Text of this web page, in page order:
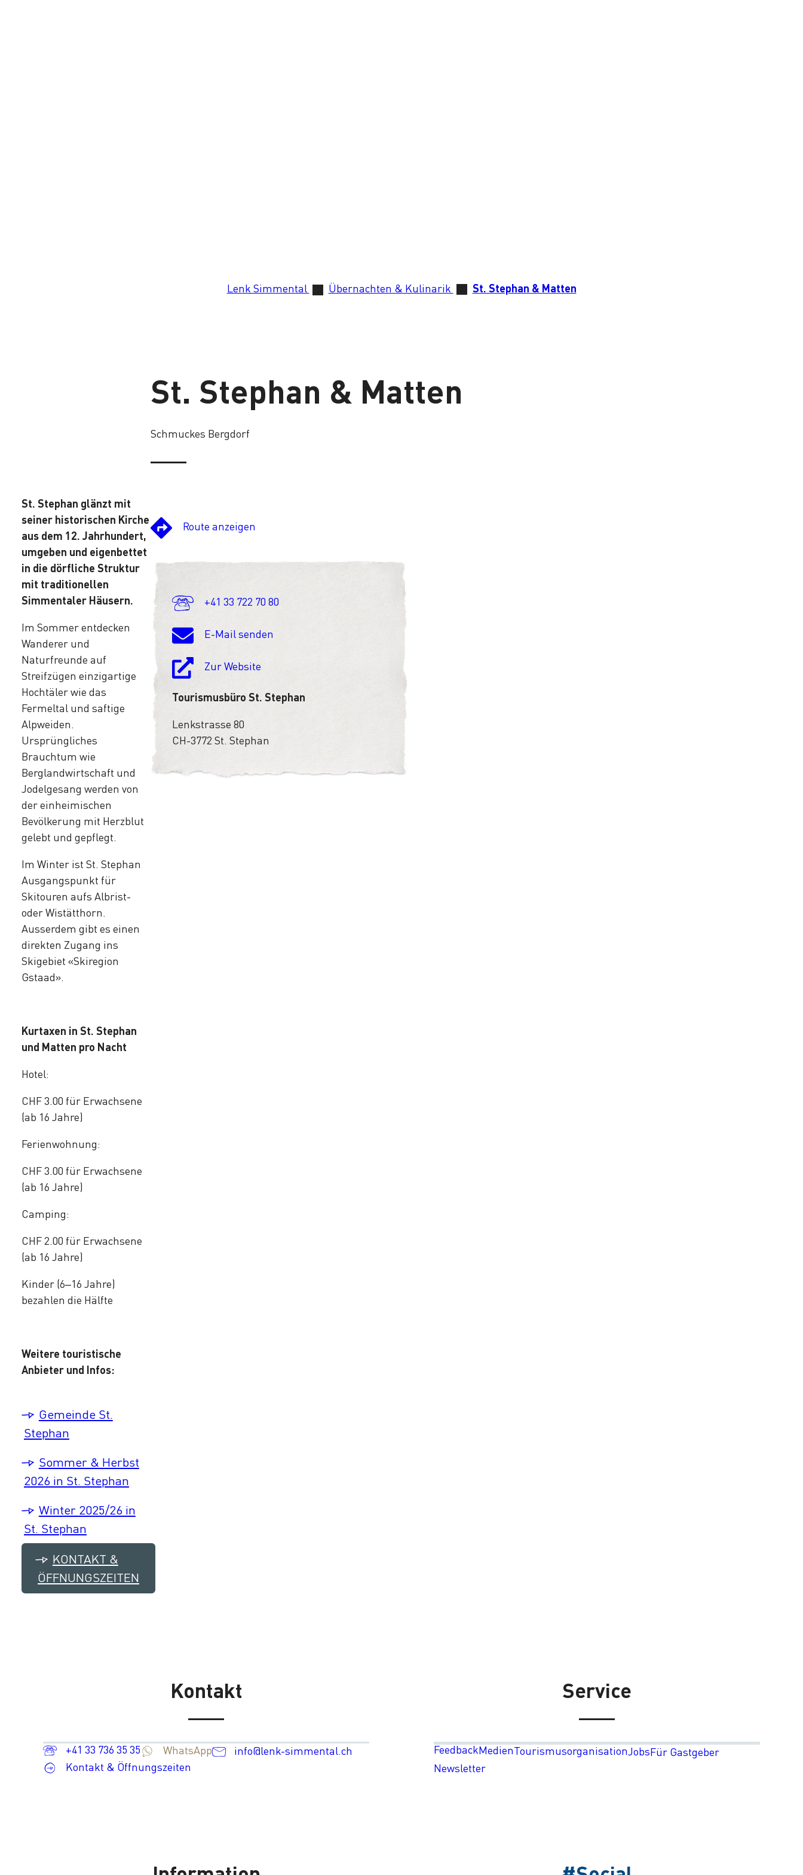
Lenk Simmental Übernachten & Kulinarik St. Stephan & Matten
St. Stephan & Matten
Schmuckes Bergdorf
St. Stephan glänzt mit
seiner historischen Kirche
aus dem 12. Jahrhundert,
umgeben und eigenbettet
in die dörfliche Struktur
mit traditionellen
Simmentaler Häusern.
Im Sommer entdecken
Wanderer und
Naturfreunde auf
Streifzügen einzigartige
Hochtäler wie das
Fermeltal und saftige
Alpweiden.
Ursprüngliches
Brauchtum wie
Berglandwirtschaft und
Jodelgesang werden von
der einheimischen
Bevölkerung mit Herzblut
gelebt und gepflegt.
Im Winter ist St. Stephan
Ausgangspunkt für
Skitouren aufs Albrist-
oder Wistätthorn.
Ausserdem gibt es einen
direkten Zugang ins
Skigebiet «Skiregion
Gstaad».
Kurtaxen in St. Stephan
und Matten pro Nacht
Hotel:
CHF 3.00 für Erwachsene
(ab 16 Jahre)
Ferienwohnung:
CHF 3.00 für Erwachsene
(ab 16 Jahre)
Camping:
CHF 2.00 für Erwachsene
(ab 16 Jahre)
Kinder (6–16 Jahre)
bezahlen die Hälfte
Weitere touristische
Anbieter und Infos:
Gemeinde St.
Stephan
Sommer & Herbst
2026 in St. Stephan
Winter 2025/26 in
St. Stephan
KONTAKT &
ÖFFNUNGSZEITEN
Route anzeigen
+41 33 722 70 80
E-Mail senden
Zur Website
Tourismusbüro St. Stephan
Lenkstrasse 80
CH-3772 St. Stephan
Kontakt
+41 33 736 35 35 WhatsApp
info@lenk-simmental.ch
Kontakt & Öffnungszeiten
Service
FeedbackMedienTourismusorganisationJobsFür Gastgeber
Newsletter